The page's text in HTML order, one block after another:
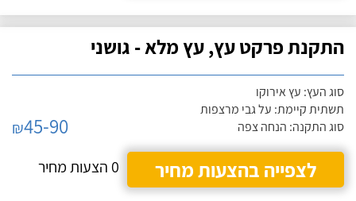
התקנת פרקט עץ, עץ מלא - גושני
סוג העץ: עץ אירוקו
תשתית קיימת: על גבי מרצפות
סוג התקנה: הנחה צפה
₪45-90
לצפייה בהצעות מחיר
0 הצעות מחיר